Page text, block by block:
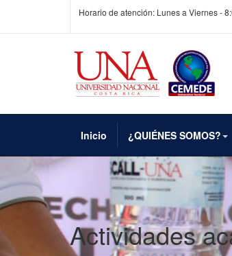
Horario de atención: Lunes a Viernes -
Inicio ¿QUIÉNES SOMOS?
Actividades